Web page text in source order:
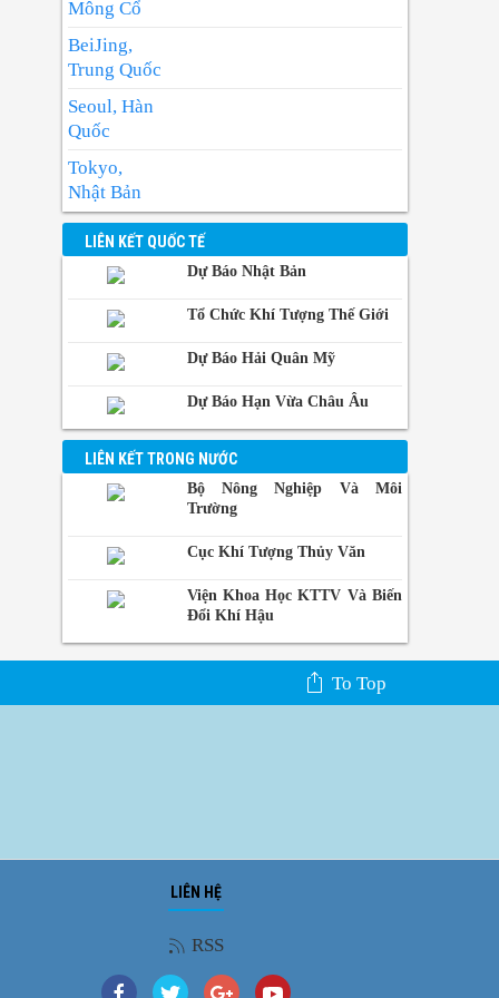
Có mây, có mưa rào và dông vài nơi; riêng
chiều tối và tối có mưa rào và dông rải
rác, cục bộ có nơi mưa to. Gió tây nam cấp
2-3. Trong mưa dông có khả năng xảy ra
lốc, sét và gió giật mạnh.
Mông Cổ
BeiJing,
Trung Quốc
Seoul, Hàn
Quốc
Tokyo,
Nhật Bản
BangKok,
Thái Lan
Manila,
Philippin
Phnom-
Penh,
Campuchia
LIÊN KẾT QUỐC TẾ
Dự Báo Nhật Bản
Tổ Chức Khí Tượng Thế Giới
Dự Báo Hải Quân Mỹ
Dự Báo Hạn Vừa Châu Âu
LIÊN KẾT TRONG NƯỚC
Bộ Nông Nghiệp Và Môi
Trường
Cục Khí Tượng Thủy Văn
Viện Khoa Học KTTV Và Biến
Đổi Khí Hậu
To Top
LIÊN HỆ
RSS